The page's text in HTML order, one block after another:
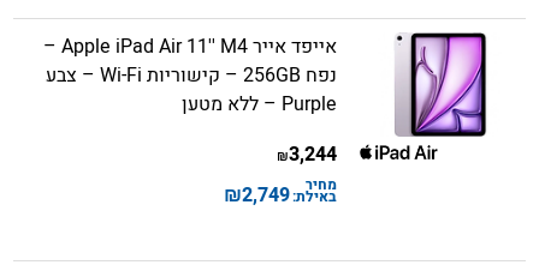
אייפד אייר Apple iPad Air 11'' M4 –
נפח 256GB – קישוריות Wi-Fi – צבע
Purple – ללא מטען
3,244
₪
מחיר
באילת:2,749
₪